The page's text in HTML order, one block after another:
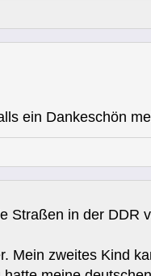
ein Dankeschön
Straßen in der DDR
Mein zweites Kind